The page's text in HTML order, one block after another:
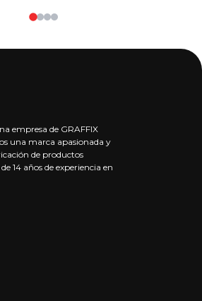
empresa de GRAFFIX
una marca apasionada y
de productos
14 años de experiencia en